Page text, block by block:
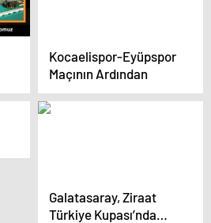
Kocaelispor-Eyüpspor
Maçının Ardından
Galatasaray, Ziraat
Türkiye Kupası’nda